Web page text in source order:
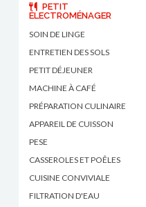
PETIT
ÉLECTROMÉNAGER
SOIN DE LINGE
ENTRETIEN DES SOLS
PETIT DÉJEUNER
MACHINE À CAFÉ
PRÉPARATION CULINAIRE
APPAREIL DE CUISSON
PESE
CASSEROLES ET POÊLES
CUISINE CONVIVIALE
FILTRATION D'EAU